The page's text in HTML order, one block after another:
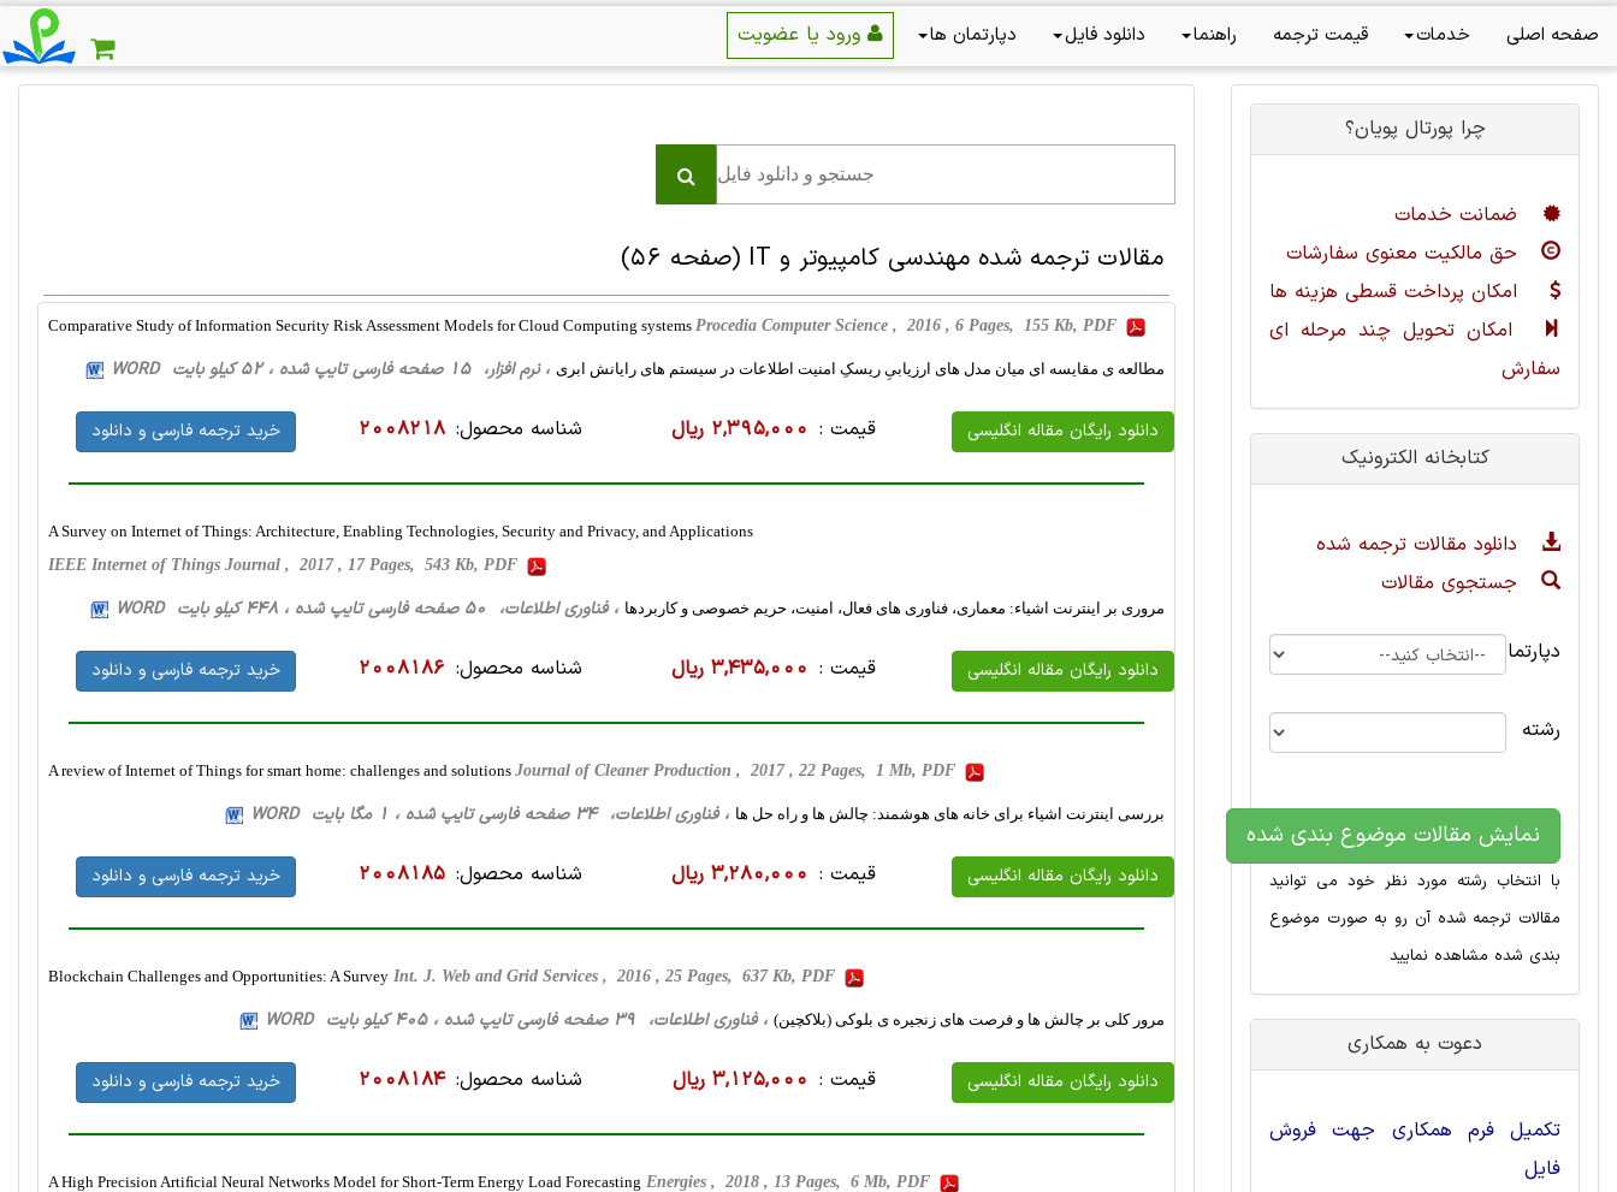
صفحه اصلی خدمات قیمت ترجمه راهنما دانلود فایل دپارتمان ها
مقالات ترجمه شده مهندسی کامپیوتر و IT (صفحه 56)
Comparative Study of Information Security Risk Assessment Models for Cloud Computing systems Procedia Computer Science , 2016 , 6 Pages, 155 Kb, PDF
مطالعه ی مقایسه ای میان مدل های ارزیابیِ ریسکِ امنیت اطلاعات در سیستم های رایانش ابری ، نرم افزار، 15 صفحه فارسی تایپ شده ، 52 کیلو بایت WORD
دانلود رایگان مقاله انگلیسی قیمت : 2,395,000 ریال شناسه محصول: 2008218 خرید ترجمه فارسی و دانلود
A Survey on Internet of Things: Architecture, Enabling Technologies, Security and Privacy, and Applications
IEEE Internet of Things Journal , 2017 , 17 Pages, 543 Kb, PDF
مروری بر اینترنت اشیاء: معماری، فناوری های فعال، امنیت، حریم خصوصی و کاربردها ، فناوری اطلاعات، 50 صفحه فارسی تایپ شده ، 448 کیلو بایت WORD
دانلود رایگان مقاله انگلیسی قیمت : 3,435,000 ریال شناسه محصول: 2008186 خرید ترجمه فارسی و دانلود
A review of Internet of Things for smart home: challenges and solutions Journal of Cleaner Production , 2017 , 22 Pages, 1 Mb, PDF
بررسی اینترنت اشیاء برای خانه های هوشمند: چالش ها و راه حل ها ، فناوری اطلاعات، 34 صفحه فارسی تایپ شده ، 1 مگا بایت WORD
دانلود رایگان مقاله انگلیسی قیمت : 3,280,000 ریال شناسه محصول: 2008185 خرید ترجمه فارسی و دانلود
Blockchain Challenges and Opportunities: A Survey Int. J. Web and Grid Services , 2016 , 25 Pages, 637 Kb, PDF
مرور کلی بر چالش ها و فرصت های زنجیره ی بلوکی (بلاکچین) ، فناوری اطلاعات، 39 صفحه فارسی تایپ شده ، 405 کیلو بایت WORD
دانلود رایگان مقاله انگلیسی قیمت : 3,125,000 ریال شناسه محصول: 2008184 خرید ترجمه فارسی و دانلود
A High Precision Artiﬁcial Neural Networks Model for Short-Term Energy Load Forecasting Energies , 2018 , 13 Pages, 6 Mb, PDF
چرا پورتال پویان؟
ضمانت خدمات
حق مالکیت معنوی سفارشات
امکان پرداخت قسطی هزینه ها
امکان تحویل چند مرحله ای
سفارش
کتابخانه الکترونیک
دانلود مقالات ترجمه شده
جستجوی مقالات
دپارتمان
رشته
نمایش مقالات موضوع بندی شده
با انتخاب رشته مورد نظر خود می توانید
مقالات ترجمه شده آن رو به صورت موضوع
بندی شده مشاهده نمایید
دعوت به همکاری
تکمیل فرم همکاری جهت فروش
فایل